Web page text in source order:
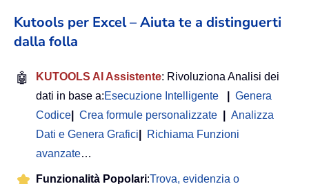
Kutools per Excel – Aiuta te a distinguerti
dalla folla
🤖 KUTOOLS AI Assistente: Rivoluziona Analisi dei
dati in base a:Esecuzione Intelligente
Genera
Codice
Crea formule personalizzate
Analizza
Dati e Genera Grafici
Richiama Funzioni
avanzate…
Funzionalità Popolari:Trova, evidenzia o